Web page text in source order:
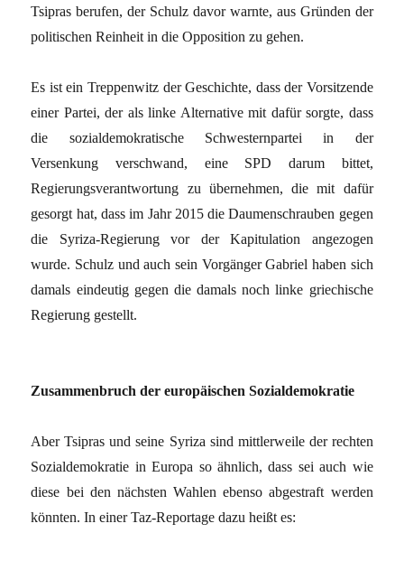
Tsipras berufen, der Schulz davor warnte, aus Gründen der
politischen Reinheit in die Opposition zu gehen.
Es ist ein Treppenwitz der Geschichte, dass der Vorsitzende
einer Partei, der als linke Alternative mit dafür sorgte, dass
die sozialdemokratische Schwesternpartei in der
Versenkung verschwand, eine SPD darum bittet,
Regierungsverantwortung zu übernehmen, die mit dafür
gesorgt hat, dass im Jahr 2015 die Daumenschrauben gegen
die Syriza-Regierung vor der Kapitulation angezogen
wurde. Schulz und auch sein Vorgänger Gabriel haben sich
damals eindeutig gegen die damals noch linke griechische
Regierung gestellt.
Zusammenbruch der europäischen Sozialdemokratie
Aber Tsipras und seine Syriza sind mittlerweile der rechten
Sozialdemokratie in Europa so ähnlich, dass sei auch wie
diese bei den nächsten Wahlen ebenso abgestraft werden
könnten. In einer Taz-Reportage dazu heißt es: